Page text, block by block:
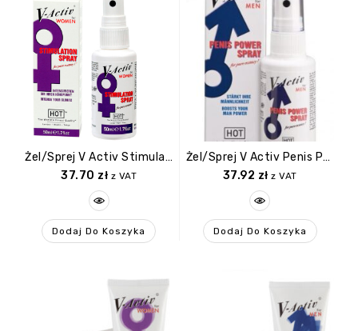
Żel/sprej V Activ Stimulation Spray For Women 50ml
37.70 zł z VAT
Dodaj Do Koszyka
Żel/sprej V Activ Penis Power Spray For Men 50ml
37.92 zł z VAT
Dodaj Do Koszyka